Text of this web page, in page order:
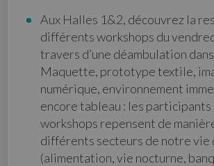
Aux Halles 1&2, découvrez la
différents workshops du
travers d’une déambulation
Maquette, prototype textile,
numérique, environnement
encore tableau : les participants
workshops repensent de
différents secteurs de notre vie
(alimentation, vie nocturne,